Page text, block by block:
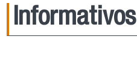
Informativos